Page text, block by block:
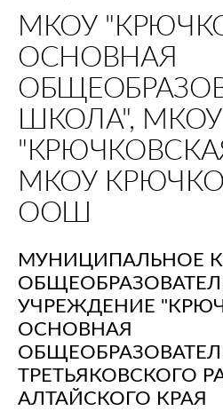
МКОУ
ОСНОВНАЯ
ШКОЛА", МКОУ
МКОУ
ООШ
МУНИЦИПАЛЬНОЕ
УЧРЕЖДЕНИЕ
ОСНОВНАЯ
ТРЕТЬЯКОВСКОГО
АЛТАЙСКОГО КРАЯ